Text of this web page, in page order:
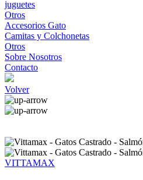
juguetes
Otros
Accesorios Gato
Camitas y Colchonetas
Otros
Sobre Nosotros
Contacto
Volver
VITTAMAX